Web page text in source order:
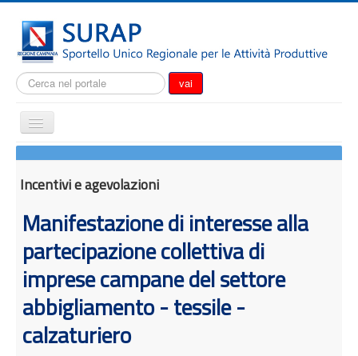
Cerca... vai
Cambia
navigazione
Notizie
Normativa
Modulistica
Come fare per
Attrazione degli investimenti
Incentivi e agevolazioni
Incentivi e agevolazioni
Manifestazione di interesse alla
partecipazione collettiva di
imprese campane del settore
abbigliamento - tessile -
calzaturiero